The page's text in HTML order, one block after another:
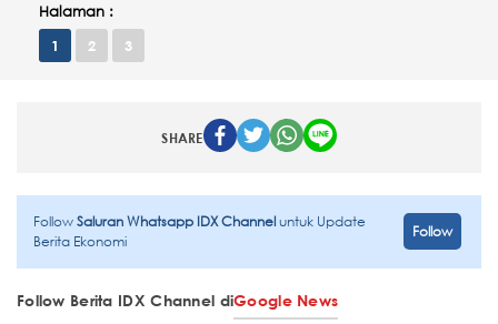
Halaman :
1 2 3
SHARE
FollowSaluran Whatsapp IDX Channeluntuk Update
Berita Ekonomi
Follow
Follow Berita IDX Channel diGoogle News